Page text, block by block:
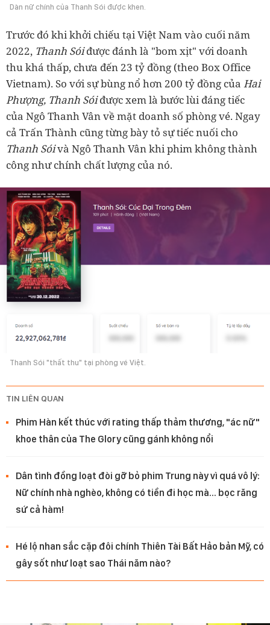
Dàn nữ chính của Thanh Sói được khen.
Trước đó khi khởi chiếu tại Việt Nam vào cuối năm
2022, Thanh Sóiđược đánh là "bom xịt" với doanh
thu khá thấp, chưa đến 23 tỷ đồng (theo Box Office
Vietnam). So với sự bùng nổ hơn 200 tỷ đồng của Hai
Phượng, Thanh Sóiđược xem là bước lùi đáng tiếc
của Ngô Thanh Vân về mặt doanh số phòng vé. Ngay
cả Trấn Thành cũng từng bày tỏ sự tiếc nuối cho
Thanh Sóivà Ngô Thanh Vân khi phim không thành
công như chính chất lượng của nó.
Thanh Sói "thất thu" tại phòng vé Việt.
TIN LIÊN QUAN
Phim Hàn kết thúc với rating thấp thảm thương, "ác nữ"
khoe thân của The Glory cũng gánh không nổi
Dân tình đồng loạt đòi gỡ bỏ phim Trung này vì quá vô lý:
Nữ chính nhà nghèo, không có tiền đi học mà... bọc răng
sứ cả hàm!
Hé lộ nhan sắc cặp đôi chính Thiên Tài Bất Hảo bản Mỹ, có
gây sốt như loạt sao Thái năm nào?